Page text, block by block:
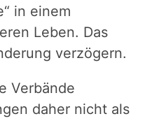
in einem
Leben. Das
verzögern.
Verbände
daher nicht als